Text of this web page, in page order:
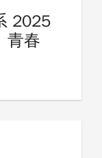
2025
青春